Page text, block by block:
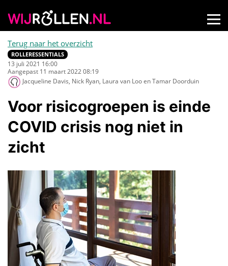
Terug naar het overzicht
ROLLERESSENTIALS
13 juli 2021 16:00
Aangepast 11 maart 2022 08:19
Jacqueline Davis, Nick Ryan, Laura van Loo en Tamar Doorduin
Voor risicogroepen is einde
COVID crisis nog niet in
zicht